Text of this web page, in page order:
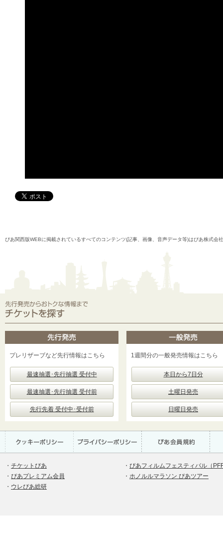
ぴあ関西版WEBに掲載されているすべてのコンテンツ(記事、画像、音声データ等)はぴあ株式会
プレリザーブなど先行情報はこちら
最速抽選･先行抽選 受付中
最速抽選･先行抽選 受付前
先行先着 受付中･受付前
1週間分の一般発売情報はこちら
本日から7日分
土曜日発売
日曜日発売
・ チケットぴあ
・ ぴあプレミアム会員
・ ウレぴあ総研
・ ぴあフィルムフェスティバル（
・ ホノルルマラソン ぴあツアー